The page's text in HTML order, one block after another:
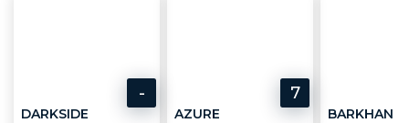
-
DARKSIDE
7
AZURE
BARKHAN